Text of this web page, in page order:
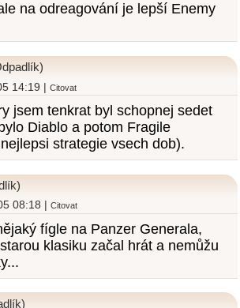
na odreagování je lepší Enemy
14:19 |Citovat
jsem tenkrat byl schopnej sedet
Diablo a potom Fragile
strategie vsech dob).
08:18 | Citovat
fígle na Panzer Generala,
klasiku začal hrát a nemůžu